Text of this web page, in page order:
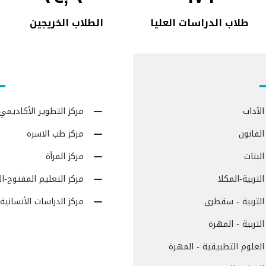
الطلاب الخريجين طلاب الدراسات العليا
مركز التطوير
مركز طب الاسرة
مركز المرأة
مركز التعليم المفتوح-
مركز الدراسات
المكلا
- سقطرى
- المهرة
التطبيقية - المهرة